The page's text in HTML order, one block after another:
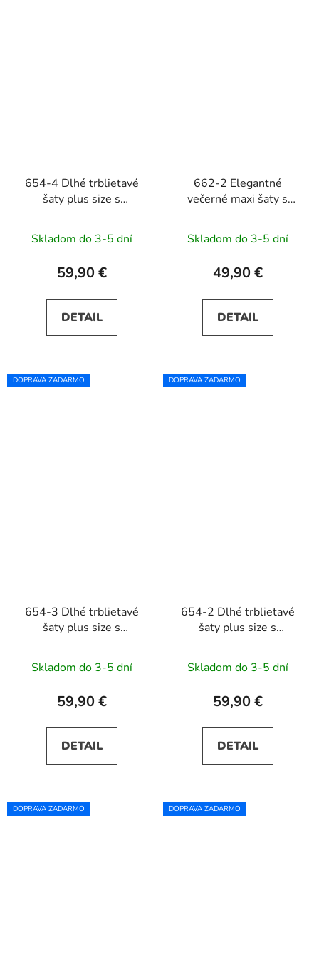
654-4 Dlhé trblietavé
šaty plus size s
priesvitnými rukávmi -
broskyňové
Skladom do 3-5 dní
59,90 €
DETAIL
662-2 Elegantné
večerné maxi šaty s
- čierne
Skladom do 3-5 dní
49,90 €
DETAIL
DOPRAVA ZADARMO
654-3 Dlhé trblietavé
šaty plus size s
priesvitnými rukávmi -
svetlomodré
Skladom do 3-5 dní
59,90 €
DETAIL
DOPRAVA ZADARMO
654-2 Dlhé trblietavé
šaty plus size s
priesvitnými rukávmi -
béžové
Skladom do 3-5 dní
59,90 €
DETAIL
DOPRAVA ZADARMO DOPRAVA ZADARMO